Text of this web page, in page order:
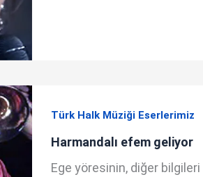
Türk Halk Müziği Eserlerimiz
Harmandalı efem geliyor
Ege yöresinin, diğer